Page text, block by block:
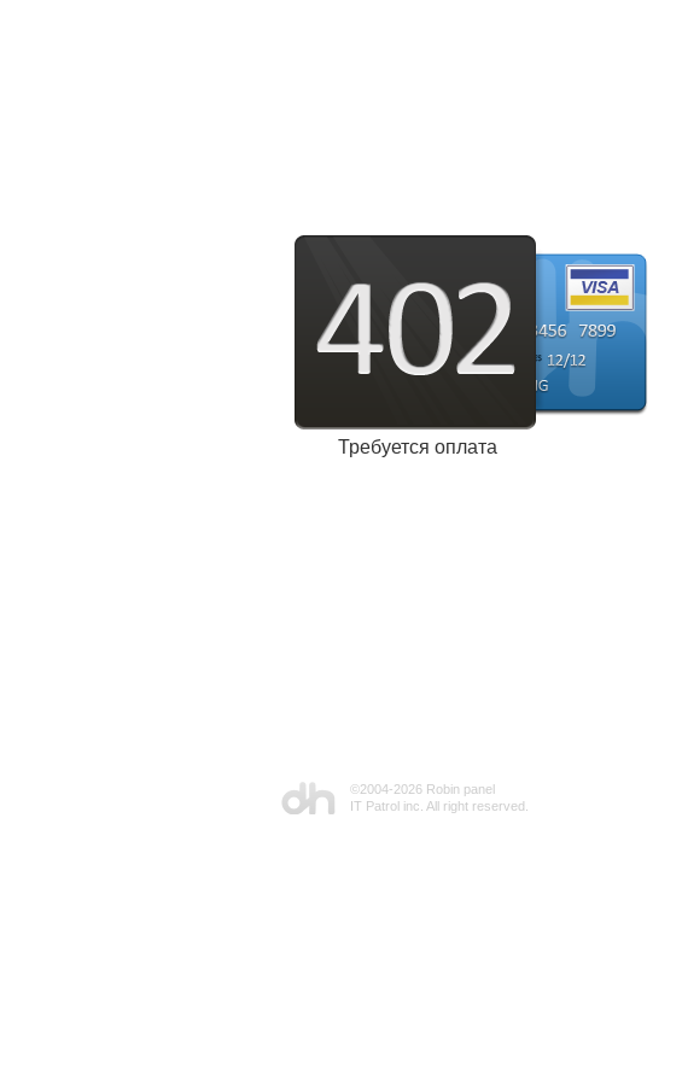
Требуется оплата
©2004-2026 Robin panel
IT Patrol inc. All right reserved.